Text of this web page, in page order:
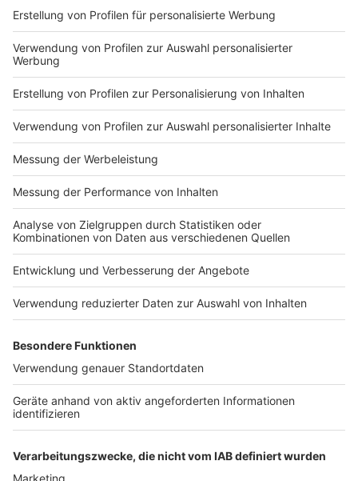
Impressum
Nutzungsbedingungen
Jobs
Presse
Werben
Archiv
ANTENNE BAYERN GROUP
Stiftung ANTENNE BAYERN
hilft
Teilnahmebedingungen
Kontakt
Studio-Hotline
Verkehrs-Hotline
Newsletter